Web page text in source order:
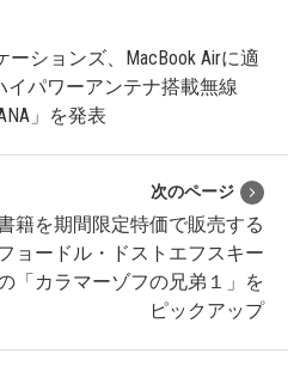
ションズ、MacBook Airに適
イパワーアンテナ搭載無線
」を発表
次のページ
籍を期間限定特価で販売する
ョードル・ドストエフスキー
「カラマーゾフの兄弟１」を
ピックアップ